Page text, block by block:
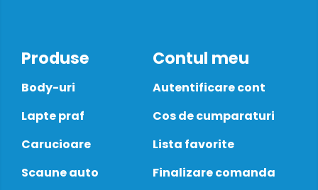
Produse
Body-uri
Lapte praf
Carucioare
Scaune auto
Contul meu
Autentificare cont
Cos de cumparaturi
Lista favorite
Finalizare comanda